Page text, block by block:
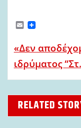
E
m
i
l
«Δεν
ιδρύματος
RELATED